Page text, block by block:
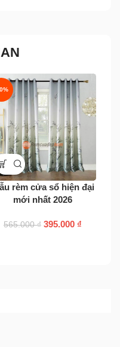
rèm cửa sổ hiện đại
mới nhất 2026
565.000₫ 395.000 ₫